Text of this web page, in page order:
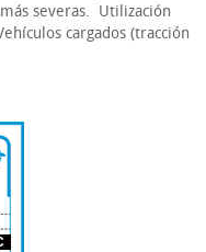
severas. Utilización
cargados (tracción